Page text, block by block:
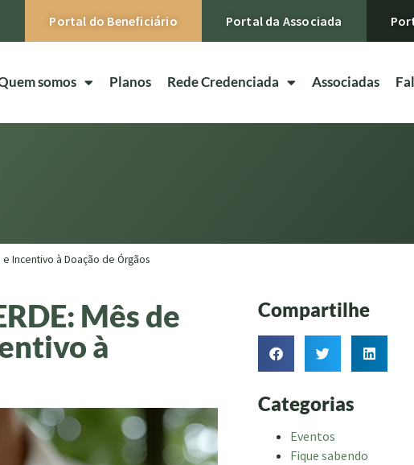
Portal do Beneficiário Portal da Associada
somos Planos Rede Credenciada Associadas
e Incentivo à Doação de Órgãos
Mês de
à
Compartilhe
Categorias
Eventos
Fique sabendo